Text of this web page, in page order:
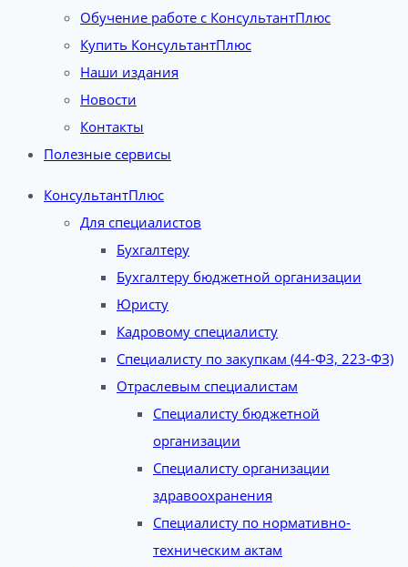
Обучение работе с КонсультантПлюс
Купить КонсультантПлюс
Наши издания
Новости
Контакты
Полезные сервисы
КонсультантПлюс
Для специалистов
Бухгалтеру
Бухгалтеру бюджетной организации
Юристу
Кадровому специалисту
Специалисту по закупкам (44-ФЗ, 223-ФЗ)
Отраслевым специалистам
Специалисту бюджетной
организации
Специалисту организации
здравоохранения
Специалисту по нормативно-
техническим актам